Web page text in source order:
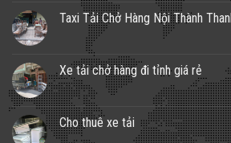
Taxi Tải Chở Hàng Nội Thành
Xe tải chở hàng đi tỉnh giá rẻ
Cho thuê xe tải